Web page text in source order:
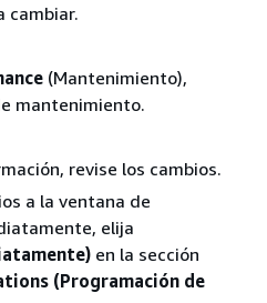
cambiar.
(Mantenimiento),
mantenimiento.
revise los cambios.
a la ventana de
elija
en la sección
(Programación de